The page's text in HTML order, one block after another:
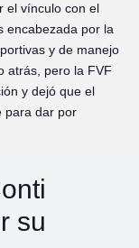
el vínculo con el
encabezada por la
y de manejo
atrás, pero la FVF
y dejó que el
para dar por
su